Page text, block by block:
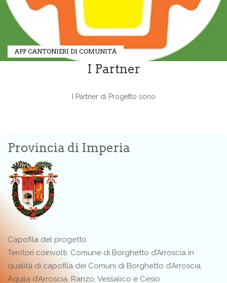
APP CANTONIERI DI COMUNITÀ
I Partner
I Partner di Progetto sono
Provincia di Imperia
Capofila del progetto
Territori coinvolti: Comune di Borghetto d’Arroscia in
qualità di capofila dei Comuni di Borghetto d’Arroscia,
Aquila d’Arroscia, Ranzo, Vessalico e Cesio